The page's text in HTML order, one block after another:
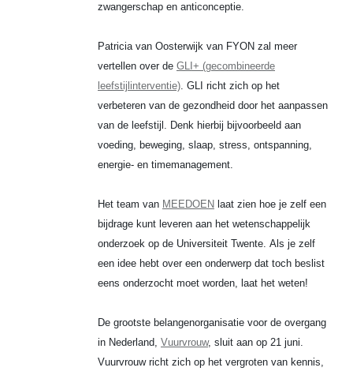
zwangerschap en anticonceptie.
Patricia van Oosterwijk van FYON zal meer
vertellen over de GLI+ (gecombineerde
leefstijlinterventie). GLI richt zich op het
verbeteren van de gezondheid door het aanpassen
van de leefstijl. Denk hierbij bijvoorbeeld aan
voeding, beweging, slaap, stress, ontspanning,
energie- en timemanagement.
Het team van MEEDOEN laat zien hoe je zelf een
bijdrage kunt leveren aan het wetenschappelijk
onderzoek op de Universiteit Twente. Als je zelf
een idee hebt over een onderwerp dat toch beslist
eens onderzocht moet worden, laat het weten!
De grootste belangenorganisatie voor de overgang
in Nederland, Vuurvrouw, sluit aan op 21 juni.
Vuurvrouw richt zich op het vergroten van kennis,